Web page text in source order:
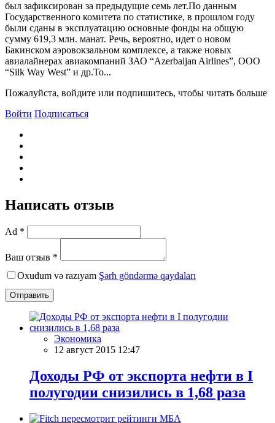
был зафиксирован за предыдущие семь лет.По данным
Государственного комитета по статистике, в прошлом году
были сданы в эксплуатацию основные фонды на общую
сумму 619,3 млн. манат. Речь, вероятно, идет о новом
Бакинском аэровокзальном комплексе, а также новых
авиалайнерах авиакомпаний ЗАО “Azerbaijan Airlines”, ООО
“Silk Way West” и др.То...
Пожалуйста, войдите или подпишитесь, чтобы читать больше
Войти Подписаться
Написать отзыв
Ad *
Ваш отзыв *
Oxudum və razıyam Şərh göndərmə qaydaları
Отправить
Экономика
12 август 2015 12:47
Доходы РФ от экспорта нефти в I
полугодии снизились в 1,68 раза